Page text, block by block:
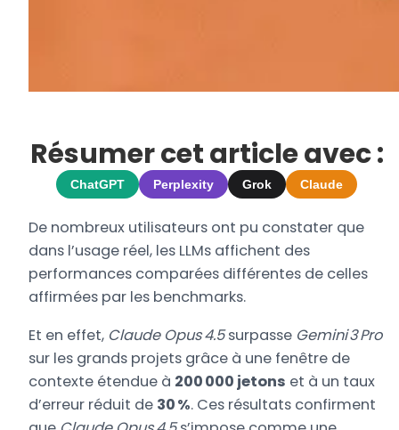
Résumer cet article avec :
ChatGPT Perplexity Grok Claude
De nombreux utilisateurs ont pu constater que
dans l’usage réel, les LLMs affichent des
performances comparées différentes de celles
affirmées par les benchmarks.
Et en effet, Claude Opus 4.5surpasse Gemini 3 Pro
sur les grands projets grâce à une fenêtre de
contexte étendue à 200 000 jetons et à un taux
d’erreur réduit de 30 %. Ces résultats confirment